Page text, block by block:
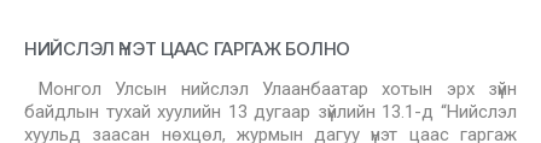
НИЙСЛЭЛ ҮНЭТ ЦААС ГАРГАЖ БОЛНО
Монгол Улсын нийслэл Улаанбаатар хотын эрх зүйн
байдлын тухай хуулийн 13 дугаар зүйлийн 13.1-д “Нийслэл
хуульд заасан нөхцөл, журмын дагуу үнэт цаас гаргаж